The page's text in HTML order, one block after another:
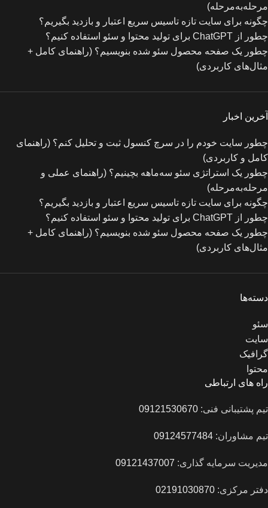
مرحله‌به‌مرحله)
چگونه برای سایت تازه‌ تاسیس سریع اعتبار و بازدید بگیریم؟
چطور از ChatGPT برای تولید محتوا و سئو استفاده کنیم؟
چطور یک صفحه محصول سئو شده بنویسیم؟ (راهنمای کامل +
مثال‌های کاربردی)
آخرین اخبار
چطور سایت خودم را در سرچ کنسول ثبت و تحلیل کنم؟ (راهنمای
کامل و کاربردی)
چطور یک استراتژی سئو سه‌ماهه بچینیم؟ (راهنمای عملی و
مرحله‌به‌مرحله)
چگونه برای سایت تازه‌ تاسیس سریع اعتبار و بازدید بگیریم؟
چطور از ChatGPT برای تولید محتوا و سئو استفاده کنیم؟
چطور یک صفحه محصول سئو شده بنویسیم؟ (راهنمای کامل +
مثال‌های کاربردی)
دسته‌ها
سئو
سایت
گرافیک
محتوا
راه های ارتباطی
تیم پشتیبانی فنی: 09121530670
تیم مشاوران: 09124577484
مدیریت سرمایه گذاری: 09121437007
دفتر مرکزی: 02191030870